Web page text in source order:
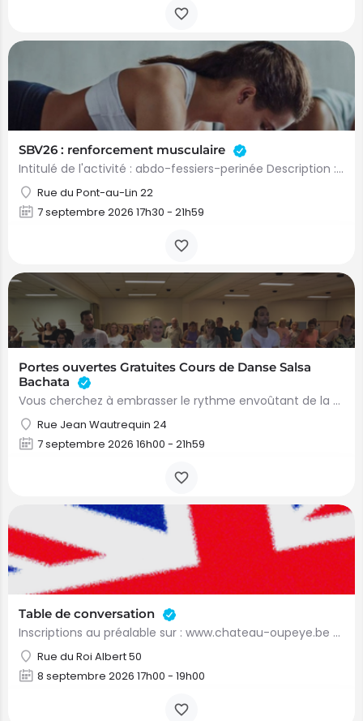
SBV26 : renforcement musculaire
Intitulé de l'activité : abdo-fessiers-perinée Description : renforcement musculaire Prix : 0€Comment…
Rue du Pont-au-Lin 22
7 septembre 2026 17h30 - 21h59
Portes ouvertes Gratuites Cours de Danse Salsa
Bachata
Vous cherchez à embrasser le rythme envoûtant de la salsa et de la bachata? Ne cherchez pas plus loin! Nous…
Rue Jean Wautrequin 24
7 septembre 2026 16h00 - 21h59
Table de conversation
Inscriptions au préalable sur : www.chateau-oupeye.be Organisé par : Administration communale…
Rue du Roi Albert 50
8 septembre 2026 17h00 - 19h00